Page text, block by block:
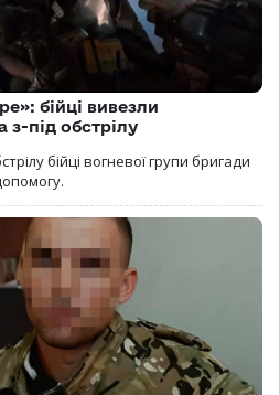
бійці вивезли
під обстрілу
бійці вогневої групи бригади